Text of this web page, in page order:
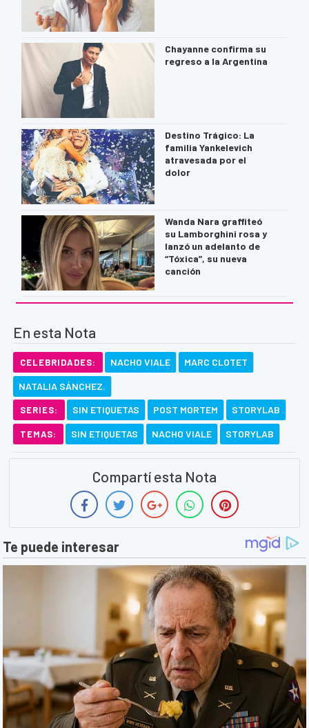
Chayanne confirma su
regreso a la Argentina
Destino Trágico: La
familia Yankelevich
atravesada por el
dolor
Wanda Nara graffiteó
su Lamborghini rosa y
lanzó un adelanto de
“Tóxica”, su nueva
canción
En esta Nota
CELEBRIDADES: NACHO VIALE MARC CLOTET
NATALIA SÁNCHEZ.
SERIES: SIN ETIQUETAS POST MORTEM STORYLAB
TEMAS: SIN ETIQUETAS NACHO VIALE STORYLAB
Compartí esta Nota